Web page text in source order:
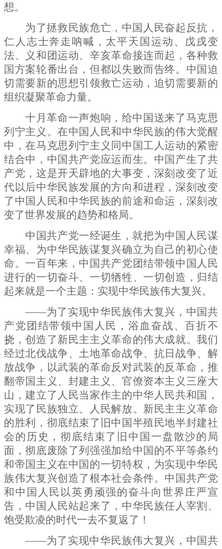
想。
为了拯救民族危亡，中国人民奋起反抗，
仁人志士奔走呐喊，太平天国运动、戊戌变
法、义和团运动、辛亥革命接连而起，各种救
国方案轮番出台，但都以失败而告终。中国迫
切需要新的思想引领救亡运动，迫切需要新的
组织凝聚革命力量。
十月革命一声炮响，给中国送来了马克思
列宁主义。在中国人民和中华民族的伟大觉醒
中，在马克思列宁主义同中国工人运动的紧密
结合中，中国共产党应运而生。中国产生了共
产党，这是开天辟地的大事变，深刻改变了近
代以后中华民族发展的方向和进程，深刻改变
了中国人民和中华民族的前途和命运，深刻改
变了世界发展的趋势和格局。
中国共产党一经诞生，就把为中国人民谋
幸福、为中华民族谋复兴确立为自己的初心使
命。一百年来，中国共产党团结带领中国人民
进行的一切奋斗、一切牺牲、一切创造，归结
起来就是一个主题：实现中华民族伟大复兴。
——为了实现中华民族伟大复兴，中国共
产党团结带领中国人民，浴血奋战、百折不
挠，创造了新民主主义革命的伟大成就。我们
经过北伐战争、土地革命战争、抗日战争、解
放战争，以武装的革命反对武装的反革命，推
翻帝国主义、封建主义、官僚资本主义三座大
山，建立了人民当家作主的中华人民共和国，
实现了民族独立、人民解放。新民主主义革命
的胜利，彻底结束了旧中国半殖民地半封建社
会的历史，彻底结束了旧中国一盘散沙的局
面，彻底废除了列强强加给中国的不平等条约
和帝国主义在中国的一切特权，为实现中华民
族伟大复兴创造了根本社会条件。中国共产党
和中国人民以英勇顽强的奋斗向世界庄严宣
告，中国人民站起来了，中华民族任人宰割、
饱受欺凌的时代一去不复返了！
——为了实现中华民族伟大复兴，中国共